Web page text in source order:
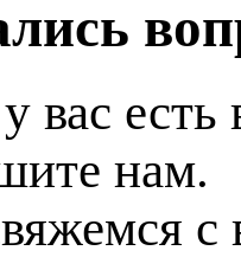
вас
нам.
с